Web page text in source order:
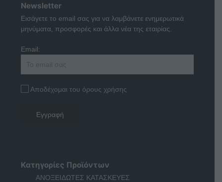
Newsletter
Εισάγετε το email σας για να λαμβάνετε ενημερωτικά
μηνύματα, προσφορές και άλλα νέα της εταιρίας.
Email:
Αποδέχομαι του όρους χρήσης
Κατηγορίες Προϊόντων
ΑΝΟΞΕΙΔΩΤΕΣ ΚΑΤΑΣΚΕΥΕΣ